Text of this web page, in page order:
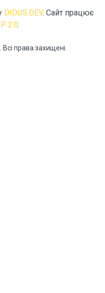
права захищені.
DIDUS.DEV. Сайт працює
2.0.